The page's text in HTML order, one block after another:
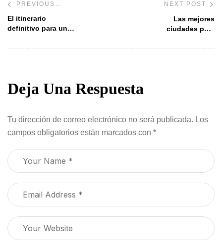
PREVIOUS
POST
El itinerario
definitivo para un
por el suroeste de
NEXT POST
Las mejores
ciudades para
Deja Una Respuesta
Tu dirección de correo electrónico no será publicada. Los
campos obligatorios están marcados con *